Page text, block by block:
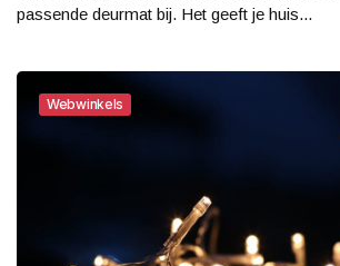
passende deurmat bij. Het geeft je huis...
Webwinkels